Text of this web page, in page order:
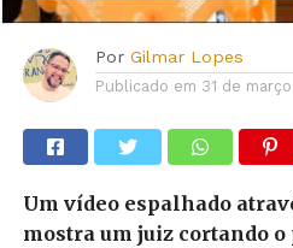
Por Gilmar Lopes
Publicado em 31 de
Um vídeo espalhado
mostra um juiz cortando o